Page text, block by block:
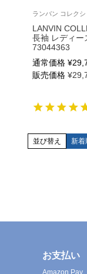
LANVIN
長袖 レディー
73044363
通常価格 ¥
販売価格 ¥
並び替え 新着
お支払い